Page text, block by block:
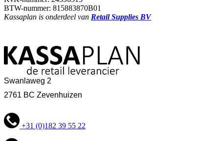
BTW-nummer: 815883870B01
Kassaplan is onderdeel van Retail Supplies BV
Swanlaweg 2
2761 BC Zevenhuizen
+31 (0)182 39 55 22